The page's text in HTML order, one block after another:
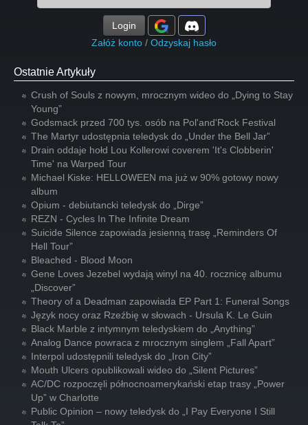
Login
Załóż konto / Odzyskaj hasło
Ostatnie Artykuły
Crush of Souls z nowym, mrocznym wideo do „Dying to Stay
Young”
Godsmack przed 700 tys. osób na Pol'and'Rock Festival
The Martyr udostępnia teledysk do „Under the Bell Jar”
Drain oddaje hołd Lou Kollerowi coverem 'It's Clobberin'
Time' na Warped Tour
Michael Kiske: HELLOWEEN ma już w 90% gotowy nowy
album
Opium - debiutancki teledysk do „Dirge”
REZN - Cycles In The Infinite Dream
Suicide Silence zapowiada jesienną trasę „Reminders Of
Hell Tour”
Bleached - Blood Moon
Gene Loves Jezebel wydają winyl na 40. rocznicę albumu
„Discover”
Theory of a Deadman zapowiada EP Part 1: Funeral Songs
Język nocy oraz Rzeźbię w słowach - Ursula K. Le Guin
Black Marble z intymnym teledyskiem do „Anything”
Analog Dance powraca z mrocznym singlem „Fall Apart”
Interpol udostępnili teledysk do „Iron City”
Mouth Ulcers opublikowali wideo do „Silent Pictures”
AC/DC rozpoczęli północnoamerykański etap trasy „Power
Up” w Charlotte
Public Opinion – nowy teledysk do „I Pay Everyone I Still